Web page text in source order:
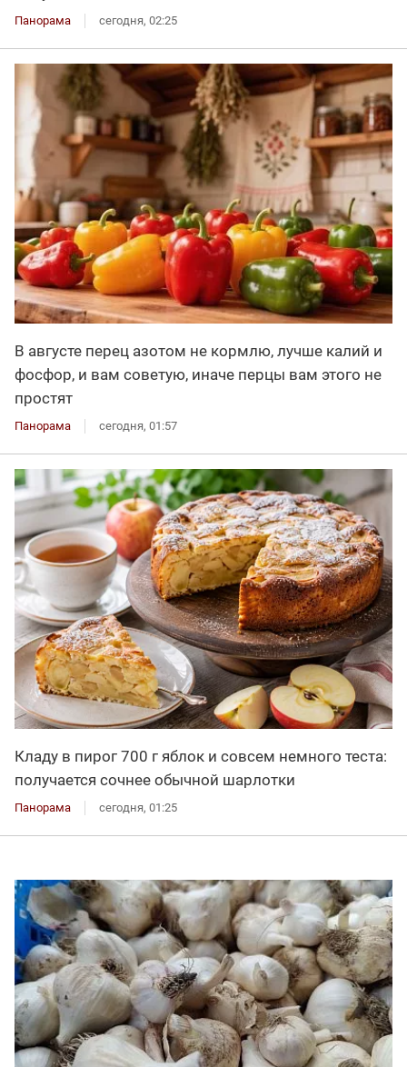
Панорама сегодня, 02:25
В августе перец азотом не кормлю, лучше калий и
фосфор, и вам советую, иначе перцы вам этого не
простят
Панорама сегодня, 01:57
Кладу в пирог 700 г яблок и совсем немного теста:
получается сочнее обычной шарлотки
Панорама сегодня, 01:25